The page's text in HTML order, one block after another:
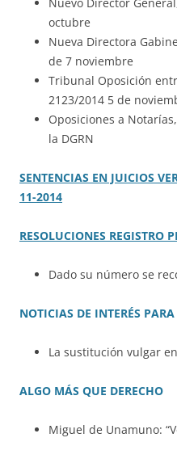
Nuevo Director
octubre
Nueva Directora
de 7 noviembre
Tribunal Oposición
2123/2014 5 de
Oposiciones a
la DGRN
SENTENCIAS EN JUICIOS
11-2014
RESOLUCIONES REGISTRO
Dado su número se
NOTICIAS DE INTERÉS
La sustitución vulgar
ALGO MÁS QUE DERECHO
Miguel de Unamuno: